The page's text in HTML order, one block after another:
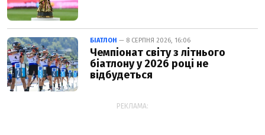
БІАТЛОН — 8 СЕРПНЯ 2026, 16:06
Чемпіонат світу з літнього
біатлону у 2026 році не
відбудеться
РЕКЛАМА: